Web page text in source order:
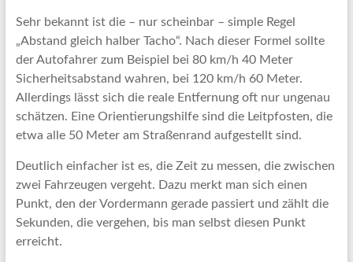
Sehr bekannt ist die – nur scheinbar – simple Regel
„Abstand gleich halber Tacho“. Nach dieser Formel sollte
der Autofahrer zum Beispiel bei 80 km/h 40 Meter
Sicherheitsabstand wahren, bei 120 km/h 60 Meter.
Allerdings lässt sich die reale Entfernung oft nur ungenau
schätzen. Eine Orientierungshilfe sind die Leitpfosten, die
etwa alle 50 Meter am Straßenrand aufgestellt sind.
Deutlich einfacher ist es, die Zeit zu messen, die zwischen
zwei Fahrzeugen vergeht. Dazu merkt man sich einen
Punkt, den der Vordermann gerade passiert und zählt die
Sekunden, die vergehen, bis man selbst diesen Punkt
erreicht.